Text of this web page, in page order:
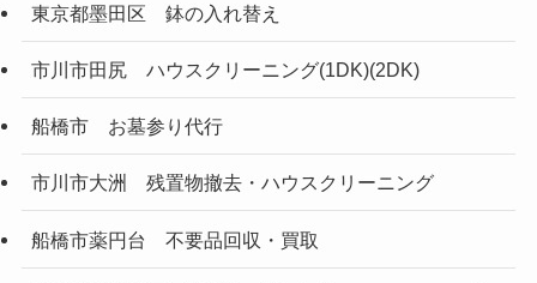
東京都墨田区 鉢の入れ替え
市川市田尻 ハウスクリーニング(1DK)(2DK)
船橋市 お墓参り代行
市川市大洲 残置物撤去・ハウスクリーニング
船橋市薬円台 不要品回収・買取